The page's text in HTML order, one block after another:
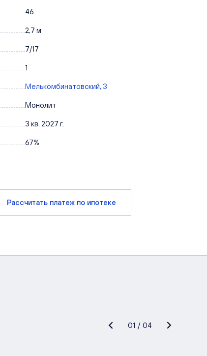
46
2,7 м
7/17
1
Мелькомбинатовский, 3
Монолит
3 кв. 2027 г.
67%
Рассчитать платеж по ипотеке
01 / 04